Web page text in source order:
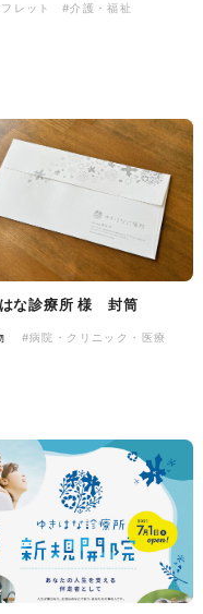
レット
#介護・福祉
な診療所 様 封筒
#病院・クリニック・医療